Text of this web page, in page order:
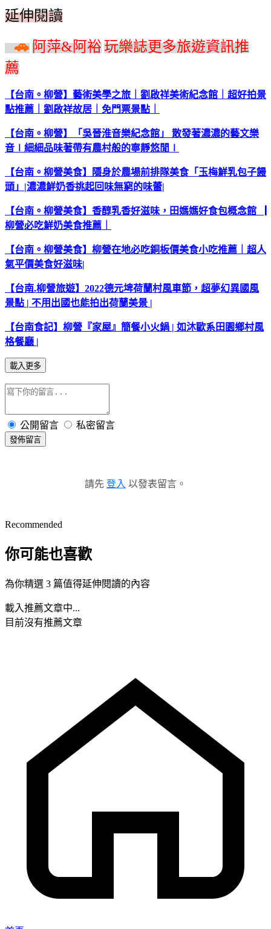
延伸閱讀
🚗阿萍&阿裕玩樂誌更多旅遊資訊推
薦
【台南。柳營】藝術美學之旅｜劉啟祥美術紀念館｜超好拍景
點推薦｜劉啟祥故居｜免門票景點｜
【台南。柳營】「吳晉淮音樂紀念館」
散發著濃濃的藝文樂
音
細細品味著帶有農村般的寧靜悠閒
【台南。柳營美食】隱身於農場前排隊美食「玉梅鮮乳包子饅
頭」 |濃濃鮮奶香挑起回味無窮的味蕾|
【台南。柳營美食】香醇乳香好滋味，田媽媽好食包概念館
柳營必吃鮮奶美食推薦｜
【台南。柳營美食】柳營在地必吃銅板價美食小吃推薦｜超人
氣平價美食好滋味|
【台南.柳營旅遊】 2022德元埤荷蘭村風車節，超夢幻異國風
景點 | 不用出國也能拍出荷蘭美景 |
【台南食記】柳營『家屋』簡餐小火鍋 | 如沐歐系田園鄉村風
格餐廳 |
載入更多
公開留言 私密留言
發佈留言
請先 登入 以發表留言。
Recommended
你可能也喜歡
為你精選 3 篇值得延伸閱讀的內容
載入推薦文章中...
目前沒有推薦文章